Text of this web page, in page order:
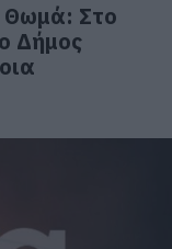
Θωμά: Στο
Δήμος